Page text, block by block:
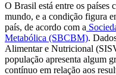
O Brasil está entre os países
mundo, e a condição figura
país, de acordo com a
Metabólica (SBCBM).
Alimentar e Nutricional
população apresenta algum
contínuo em relação aos